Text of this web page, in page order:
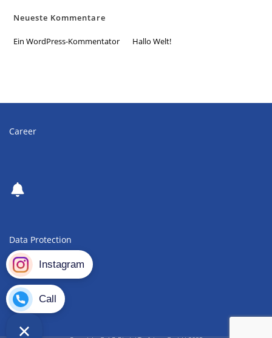
Neueste Kommentare
Ein WordPress-Kommentator Hallo Welt!
Career
Data Protection
Imprint